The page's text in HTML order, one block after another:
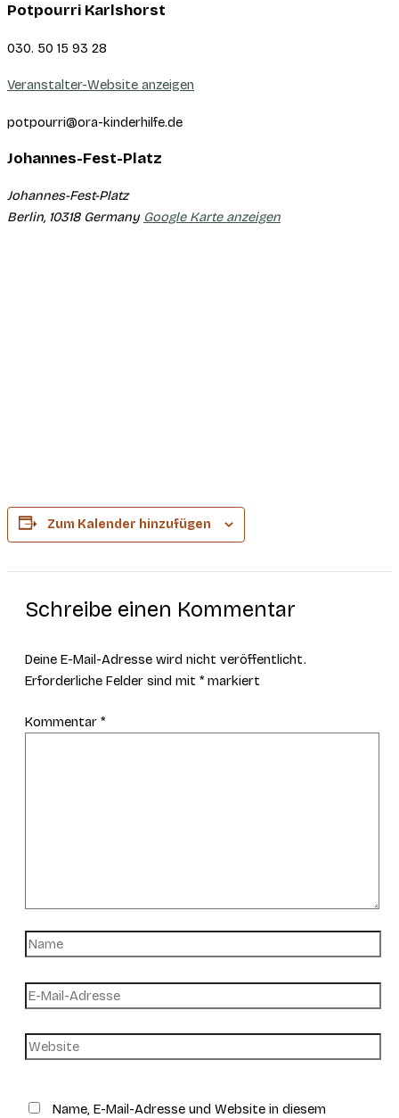
Potpourri Karlshorst
030. 50 15 93 28
Veranstalter-Website anzeigen
potpourri@ora-kinderhilfe.de
Johannes-Fest-Platz
Johannes-Fest-Platz
Berlin, 10318 Germany Google Karte anzeigen
Zum Kalender hinzufügen
Schreibe einen Kommentar
Deine E-Mail-Adresse wird nicht veröffentlicht.
Erforderliche Felder sind mit * markiert
Kommentar *
Name
E-
Mail-
Adresse
Website
Name, E-Mail-Adresse und Website in diesem